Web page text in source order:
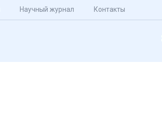
Научный журнал Контакты